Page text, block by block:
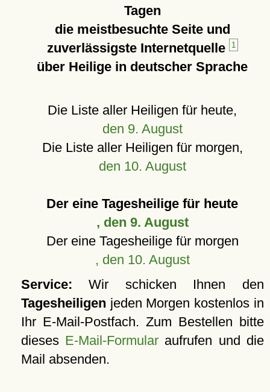
Tagen
die meistbesuchte Seite und
zuverlässigste Internetquelle
1
über Heilige in deutscher Sprache
Die Liste aller Heiligen für heute,
den 9. August
Die Liste aller Heiligen für morgen,
den 10. August
Der eine Tagesheilige für heute
, den 9. August
Der eine Tagesheilige für morgen
, den 10. August
Service: Wir schicken Ihnen den
Tagesheiligen jeden Morgen kostenlos in
Ihr E-Mail-Postfach. Zum Bestellen bitte
dieses E-Mail-Formular aufrufen und die
Mail absenden.